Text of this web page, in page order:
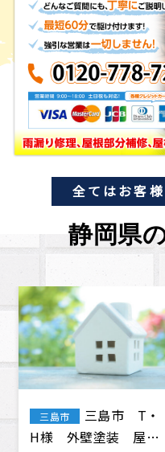
全てはお客
静岡県
静岡市
静岡県静岡
市 Y様 浴室リフォ